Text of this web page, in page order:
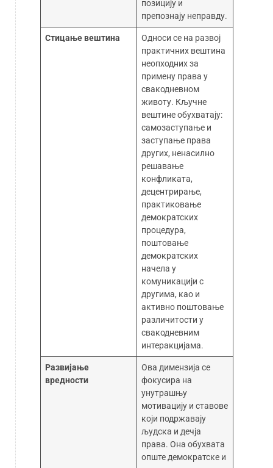
позицију и
препознају неправду.
Стицање вештина
Односи се на развој
практичних вештина
неопходних за
примену права у
свакодневном
животу. Кључне
вештине обухватају:
самозаступање и
заступање права
других, ненасилно
решавање
конфликата,
децентрирање,
практиковање
демократских
процедура,
поштовање
демократских
начела у
комуникацији с
другима, као и
активно поштовање
различитости у
свакодневним
интеракцијама.
Развијање
вредности
Ова димензија се
фокусира на
унутрашњу
мотивацију и ставове
који подржавају
људска и дечја
права. Она обухвата
опште демократске и